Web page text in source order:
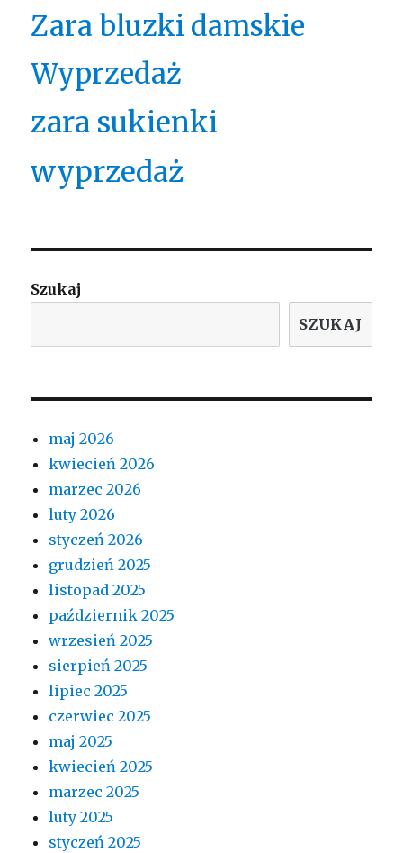
Zara bluzki damskie
Wyprzedaż
zara sukienki
wyprzedaż
Szukaj
SZUKAJ
maj 2026
kwiecień 2026
marzec 2026
luty 2026
styczeń 2026
grudzień 2025
listopad 2025
październik 2025
wrzesień 2025
sierpień 2025
lipiec 2025
czerwiec 2025
maj 2025
kwiecień 2025
marzec 2025
luty 2025
styczeń 2025